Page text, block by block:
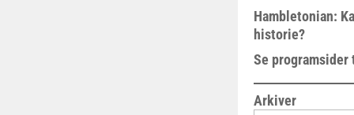
Hambletonian:
historie?
Se
Arkiver